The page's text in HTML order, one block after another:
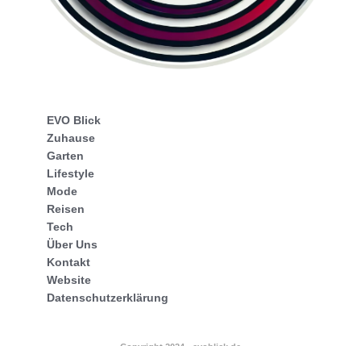
EVO Blick
Zuhause
Garten
Lifestyle
Mode
Reisen
Tech
Über Uns
Kontakt
Website
Datenschutzerklärung